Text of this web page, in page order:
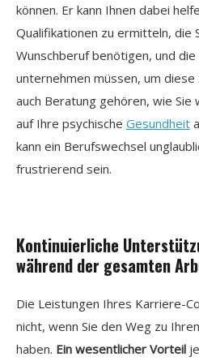
können. Er kann Ihnen dabei
Qualifikationen zu ermitteln, die
Wunschberuf benötigen, und
unternehmen müssen, um
auch Beratung gehören, wie
auf Ihre psychische Gesundheit
kann ein Berufswechsel
frustrierend sein.
Kontinuierliche
während der gesamten
Die Leistungen Ihres Karriere-
nicht, wenn Sie den Weg zu
haben. Ein wesentlicher Vorteil